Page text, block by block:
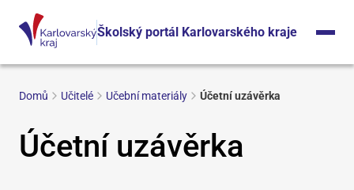
Školský portál Karlovarského kraje
Domů Učitelé Učební materiály Účetní uzávěrka
Účetní uzávěrka